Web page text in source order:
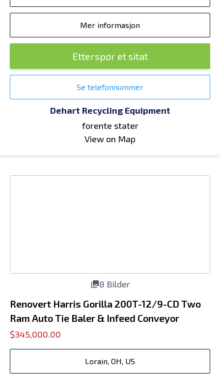
Mer informasjon
Etterspør et sitat
Se telefonnummer
Dehart Recycling Equipment
forente stater
View on Map
8 Bilder
Renovert Harris Gorilla 200T-12/9-CD Two
Ram Auto Tie Baler & Infeed Conveyor
$345,000.00
Lorain, OH, US